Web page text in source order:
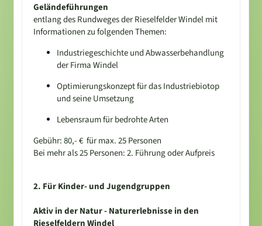
Geländeführungen
entlang des Rundweges der Rieselfelder Windel mit
Informationen zu folgenden Themen:
Industriegeschichte und Abwasserbehandlung
der Firma Windel
Optimierungskonzept für das Industriebiotop
und seine Umsetzung
Lebensraum für bedrohte Arten
Gebühr: 80,- € für max. 25 Personen
Bei mehr als 25 Personen: 2. Führung oder Aufpreis
2. Für Kinder- und Jugendgruppen
Aktiv in der Natur - Naturerlebnisse in den
Rieselfeldern Windel